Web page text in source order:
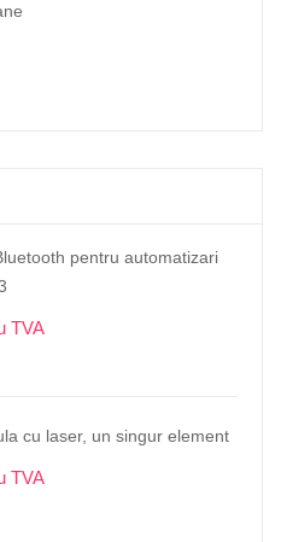
pentru automatizari
TVA
cu laser, un singur element
TVA